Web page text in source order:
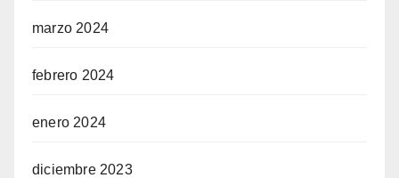
marzo 2024
febrero 2024
enero 2024
diciembre 2023